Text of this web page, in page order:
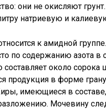
они не окисляют
натриевую и
к амидной
по содержанию азота в
составляет около сорока
продукция в форме
имеющиеся в
Мочевину